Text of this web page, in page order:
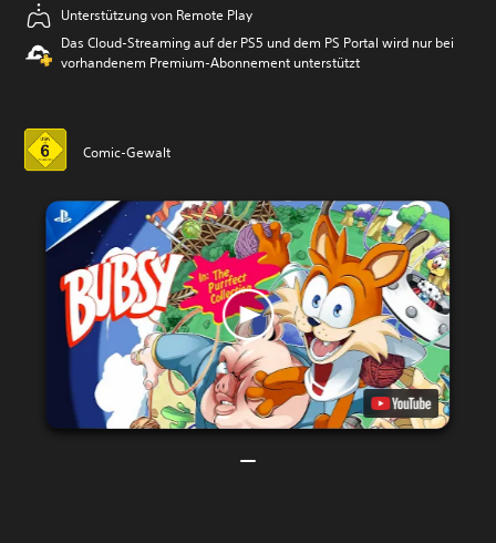
Unterstützung von Remote Play
Das Cloud-Streaming auf der PS5 und dem PS Portal wird nur bei
vorhandenem Premium-Abonnement unterstützt
Comic-Gewalt